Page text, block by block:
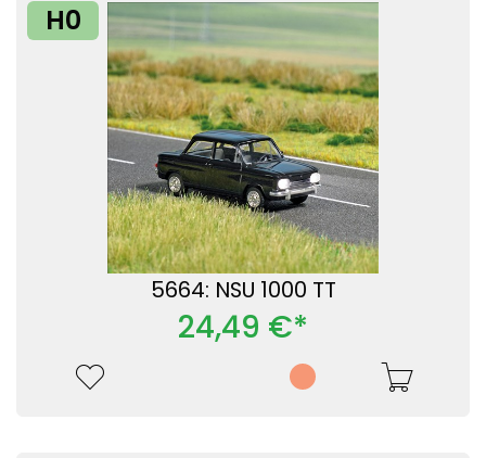
H0
5664: NSU 1000 TT
24,49 €*